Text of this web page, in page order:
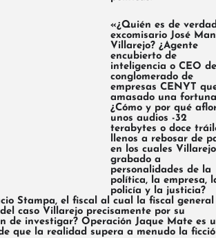
«¿Quién es de
excomisario José
Villarejo? ¿Agente
encubierto de
inteligencia o CEO
conglomerado de
empresas CENYT
amasado una
¿Cómo y por qué
unos audios -32
terabytes o doce
llenos a rebosar de
en los cuales
grabado a
personalidades de la
política, la empresa,
policía y la justicia?
Stampa, el fiscal al cual la fiscal general
caso Villarejo precisamente por su
de investigar? Operación Jaque Mate es
que la realidad supera a menudo la